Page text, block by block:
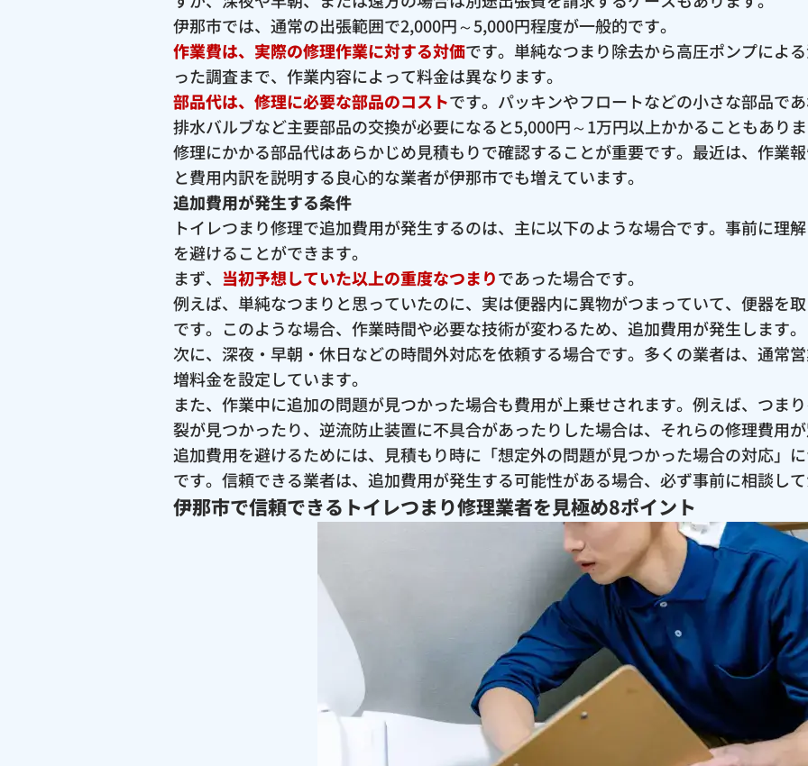
伊那市では、通常の出張範囲で2,000円～5,000円程度が一般的です。
作業費は、実際の修理作業に対する対価です。単純なつまり除去から高圧ポンプによ
った調査まで、作業内容によって料金は異なります。
部品代は、修理に必要な部品のコストです。パッキンやフロートなどの小さな部品で
排水バルブなど主要部品の交換が必要になると5,000円～1万円以上かかることもあり
修理にかかる部品代はあらかじめ見積もりで確認することが重要です。最近は、作業
と費用内訳を説明する良心的な業者が伊那市でも増えています。
追加費用が発生する条件
トイレつまり修理で追加費用が発生するのは、主に以下のような場合です。事前に理
を避けることができます。
まず、 当初予想していた以上の重度なつまりであった場合です。
例えば、単純なつまりと思っていたのに、実は便器内に異物がつまっていて、便器を
です。このような場合、作業時間や必要な技術が変わるため、追加費用が発生します。
次に、深夜・早朝・休日などの時間外対応を依頼する場合です。多くの業者は、通常
増料金を設定しています。
また、作業中に追加の問題が見つかった場合も費用が上乗せされます。例えば、つま
裂が見つかったり、逆流防止装置に不具合があったりした場合は、それらの修理費用
追加費用を避けるためには、見積もり時に「想定外の問題が見つかった場合の対応」
です。信頼できる業者は、追加費用が発生する可能性がある場合、必ず事前に相談し
伊那市で信頼できるトイレつまり修理業者を見極め8ポイント